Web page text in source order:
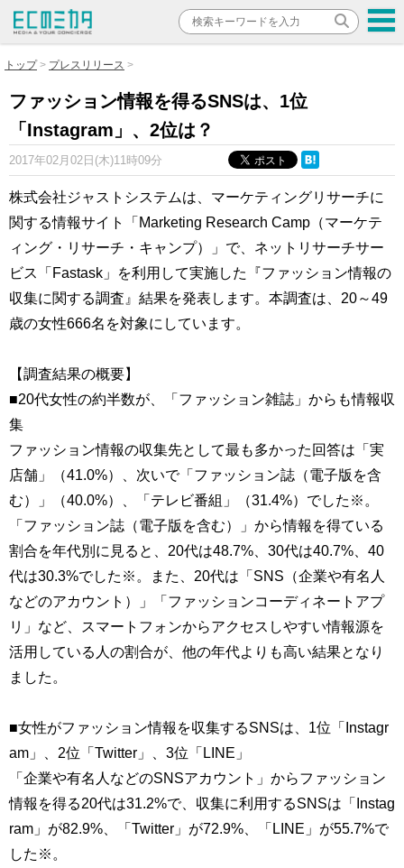
トップ プレスリリース
ファッション情報を得るSNSは、1位
「Instagram」、2位は？
2017年02月02日(木)11時09分
株式会社ジャストシステムは、マーケティングリサーチに
関する情報サイト「Marketing Research Camp（マーケテ
ィング・リサーチ・キャンプ）」で、ネットリサーチサー
ビス「Fastask」を利用して実施した『ファッション情報の
収集に関する調査』結果を発表します。本調査は、20～49
歳の女性666名を対象にしています。
【調査結果の概要】
■20代女性の約半数が、「ファッション雑誌」からも情報収
集
ファッション情報の収集先として最も多かった回答は「実
店舗」（41.0%）、次いで「ファッション誌（電子版を含
む）」（40.0%）、「テレビ番組」（31.4%）でした※。
「ファッション誌（電子版を含む）」から情報を得ている
割合を年代別に見ると、20代は48.7%、30代は40.7%、40
代は30.3%でした※。また、20代は「SNS（企業や有名人
などのアカウント）」「ファッションコーディネートアプ
リ」など、スマートフォンからアクセスしやすい情報源を
活用している人の割合が、他の年代よりも高い結果となり
ました。
■女性がファッション情報を収集するSNSは、1位「Instagr
am」、2位「Twitter」、3位「LINE」
「企業や有名人などのSNSアカウント」からファッション
情報を得る20代は31.2%で、収集に利用するSNSは「Instag
ram」が82.9%、「Twitter」が72.9%、「LINE」が55.7%で
した※。